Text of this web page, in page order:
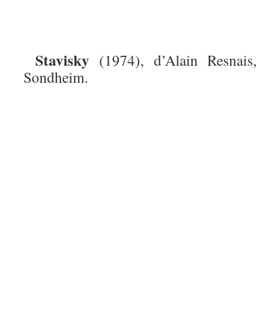
Stavisky(1974), d’Alain Resnais,
Sondheim.